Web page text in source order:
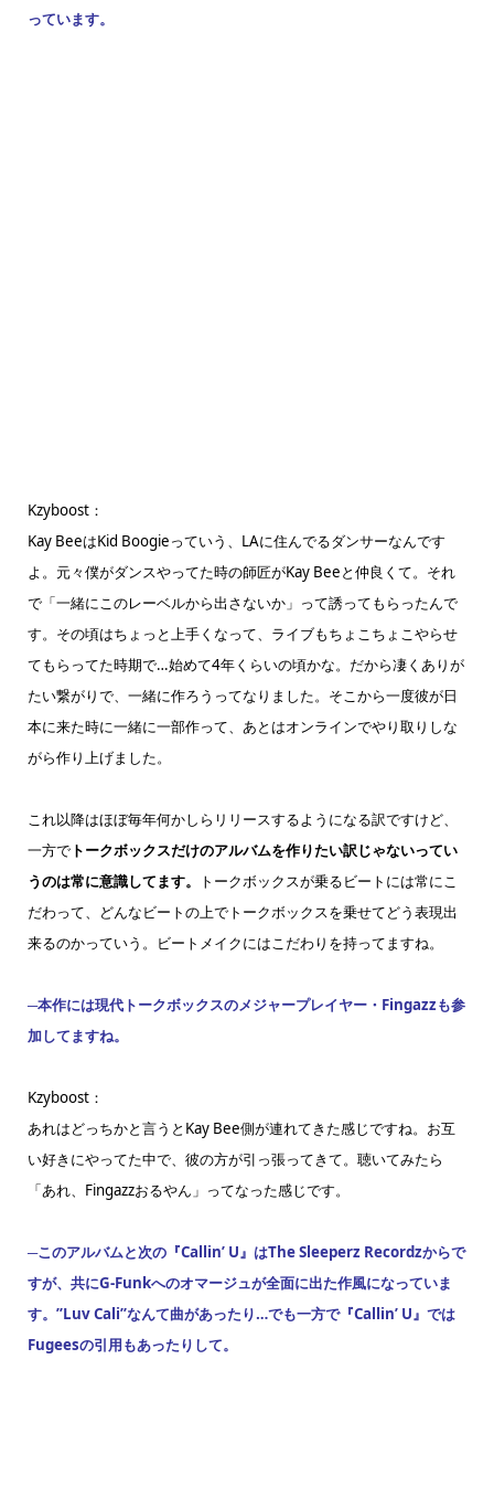
っています。
Kzyboost：
Kay BeeはKid Boogieっていう、LAに住んでるダンサーなんです
よ。元々僕がダンスやってた時の師匠がKay Beeと仲良くて。それ
で「一緒にこのレーベルから出さないか」って誘ってもらったんで
す。その頃はちょっと上手くなって、ライブもちょこちょこやらせ
てもらってた時期で…始めて4年くらいの頃かな。だから凄くありが
たい繋がりで、一緒に作ろうってなりました。そこから一度彼が日
本に来た時に一緒に一部作って、あとはオンラインでやり取りしな
がら作り上げました。
これ以降はほぼ毎年何かしらリリースするようになる訳ですけど、
一方でトークボックスだけのアルバムを作りたい訳じゃないってい
うのは常に意識してます。
トークボックスが乗るビートには常にこ
だわって、どんなビートの上でトークボックスを乗せてどう表現出
来るのかっていう。ビートメイクにはこだわりを持ってますね。
─本作には現代トークボックスのメジャープレイヤー・Fingazzも参
加してますね。
Kzyboost：
あれはどっちかと言うとKay Bee側が連れてきた感じですね。お互
い好きにやってた中で、彼の方が引っ張ってきて。聴いてみたら
「あれ、Fingazzおるやん」ってなった感じです。
─このアルバムと次の『Callin’ U』はThe Sleeperz Recordzからで
すが、共にG-Funkへのオマージュが全面に出た作風になっていま
す。”Luv Cali”なんて曲があったり…でも一方で『Callin’ U』では
Fugeesの引用もあったりして。